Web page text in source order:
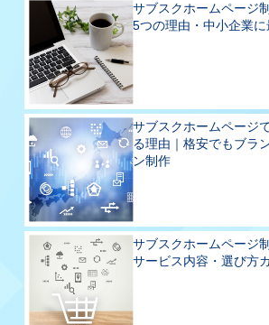
サブスクホームページ
5つの理由・中小企業
サブスクホームページ
る理由｜格安でもブラ
ン制作
サブスクホームページ
サービス内容・選び方